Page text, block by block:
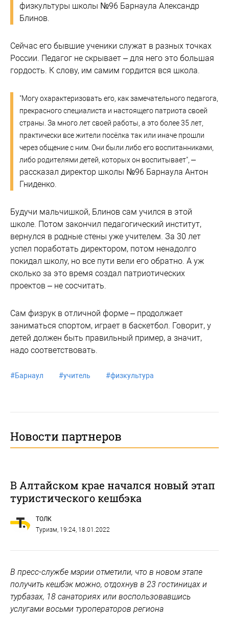
физкультуры школы №96 Барнаула Александр
Блинов.
Сейчас его бывшие ученики служат в разных точках
России. Педагог не скрывает – для него это большая
гордость. К слову, им самим гордится вся школа.
"Могу охарактеризовать его, как замечательного педагога,
прекрасного специалиста и настоящего патриота своей
страны. За много лет своей работы, а это более 35 лет,
практически все жители посёлка так или иначе прошли
через общение с ним. Они были либо его воспитанниками,
либо родителями детей, которых он воспитывает", –
рассказал директор школы №96 Барнаула Антон
Гниденко.
Будучи мальчишкой, Блинов сам учился в этой
школе. Потом закончил педагогический институт,
вернулся в родные стены уже учителем. За 30 лет
успел поработать директором, потом ненадолго
покидал школу, но все пути вели его обратно. А уж
сколько за это время создал патриотических
проектов – не сосчитать.
Сам физрук в отличной форме – продолжает
заниматься спортом, играет в баскетбол. Говорит, у
детей должен быть правильный пример, а значит,
надо соответствовать.
#Барнаул #учитель #физкультура
Новости партнеров
В Алтайском крае начался новый этап
туристического кешбэка
ТОЛК
Туризм , 19:24, 18.01.2022
В пресс-службе мэрии отметили, что в новом этапе
получить кешбэк можно, отдохнув в 23 гостиницах и
турбазах, 18 санаториях или воспользовавшись
услугами восьми туроператоров региона